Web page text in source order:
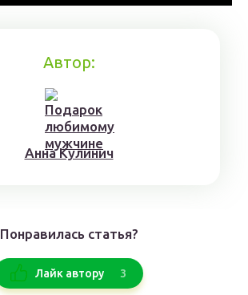
Автор:
Aннa Kyлинич
Понравилась статья?
Лайк автору 3